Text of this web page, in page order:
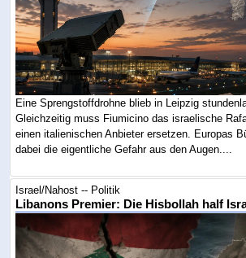
Eine Sprengstoffdrohne blieb in Leipzig
Gleichzeitig muss Fiumicino das israelische
einen italienischen Anbieter ersetzen. Europas
dabei die eigentliche Gefahr aus den Augen....
Israel/Nahost -- Politik
Libanons Premier: Die Hisbollah half